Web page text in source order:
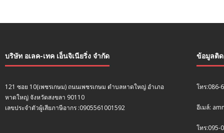
บริษัท อเลค-เทค เอ็นจิเนียริ่ง จำกัด
121 ซอย 10(เพชรเกษม) ถนนเพชรเกษม ตำบลหาดใหญ่ อำเภอ
หาดใหญ่ จังหวัดสงขลา 90110
เลขประจำตัวผู้เสียภาษีอากร :0905561001592
ข้อมูลติ
โทร:086-
อีเมล์:
โทร:095-